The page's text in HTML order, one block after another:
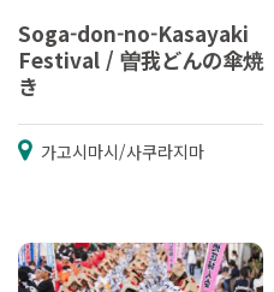
Soga-don-no-Kasayaki
Festival / 曽我どんの傘焼
き
가고시마시/사쿠라지마